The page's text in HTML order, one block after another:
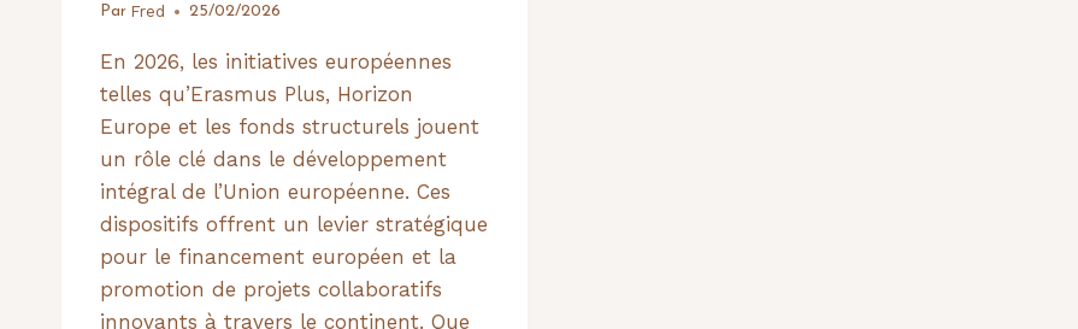
Par Fred 25/02/2026
En 2026, les initiatives européennes
telles qu’Erasmus Plus, Horizon
Europe et les fonds structurels jouent
un rôle clé dans le développement
intégral de l’Union européenne. Ces
dispositifs offrent un levier stratégique
pour le financement européen et la
promotion de projets collaboratifs
innovants à travers le continent. Que